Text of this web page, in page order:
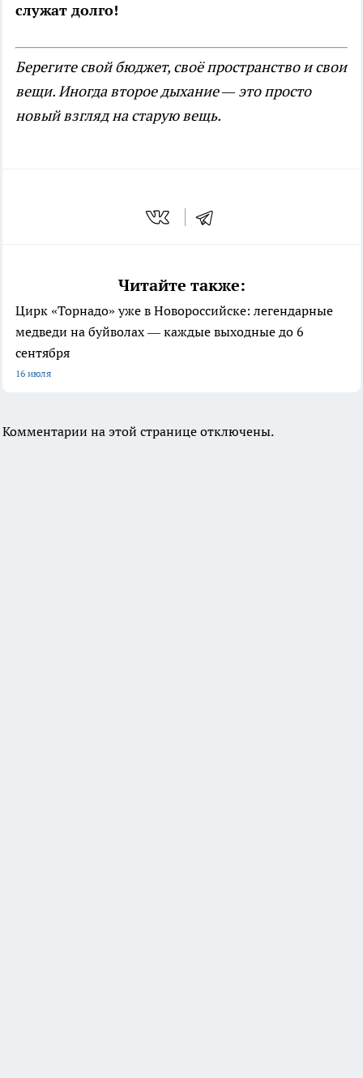
служат долго!
Берегите свой бюджет, своё пространство и свои
вещи. Иногда второе дыхание — это просто
новый взгляд на старую вещь.
Читайте также:
Цирк «Торнадо» уже в Новороссийске: легендарные
медведи на буйволах — каждые выходные до 6
сентября
16 июля
Комментарии на этой странице отключены.